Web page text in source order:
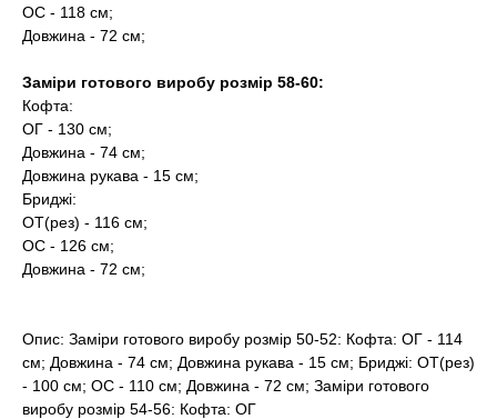
ОС - 118 см;
Довжина - 72 см;
Заміри готового виробу розмір 58-60:
Кофта:
ОГ - 130 см;
Довжина - 74 см;
Довжина рукава - 15 см;
Бриджі:
ОТ(рез) - 116 см;
ОС - 126 см;
Довжина - 72 см;
Опис: Заміри готового виробу розмір 50-52: Кофта: ОГ - 114
см; Довжина - 74 см; Довжина рукава - 15 см; Бриджі: ОТ(рез)
- 100 см; ОС - 110 см; Довжина - 72 см; Заміри готового
виробу розмір 54-56: Кофта: ОГ